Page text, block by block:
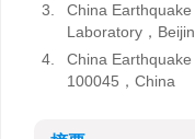
3.
China
Laboratory，
4.
China
100045，China